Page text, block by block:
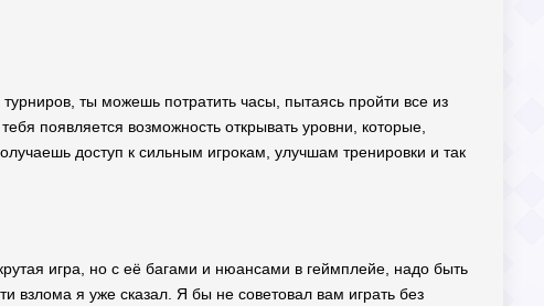
ты можешь потратить часы, пытаясь пройти все из
появляется возможность открывать уровни, которые,
доступ к сильным игрокам, улучшам тренировки и так
игра, но с её багами и нюансами в геймплейе, надо быть
взлома я уже сказал. Я бы не советовал вам играть без